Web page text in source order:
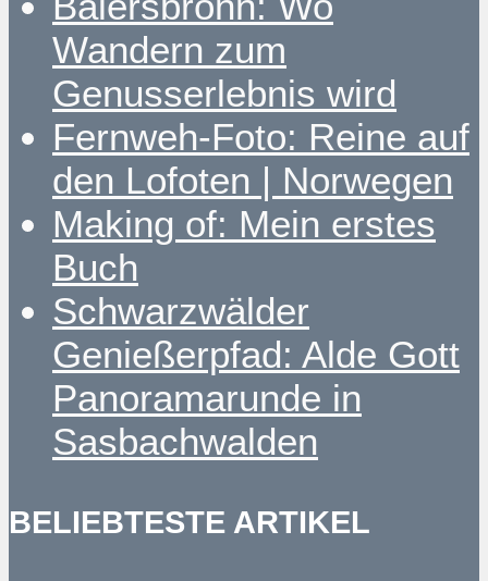
Wandern zum
Genusserlebnis wird
Fernweh-Foto: Reine auf
den Lofoten | Norwegen
Making of: Mein erstes
Buch
Schwarzwälder
Genießerpfad: Alde Gott
Panoramarunde in
Sasbachwalden
BELIEBTESTE ARTIKEL